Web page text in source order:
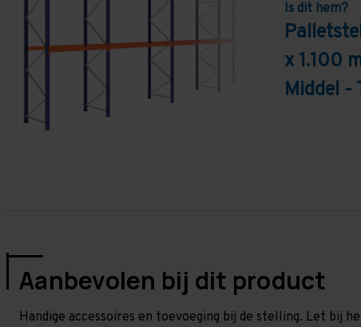
Is dit hem?
x 1.100
Middel -
Aanbevolen bij dit product
Handige accessoires en toevoeging bij de stelling. Let bij